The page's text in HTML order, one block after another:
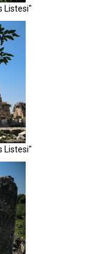
Listesi"
Listesi"